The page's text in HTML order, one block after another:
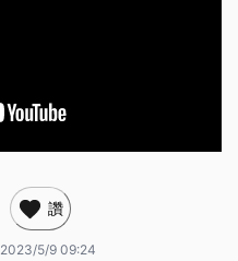
讚
2023/5/9 09:24